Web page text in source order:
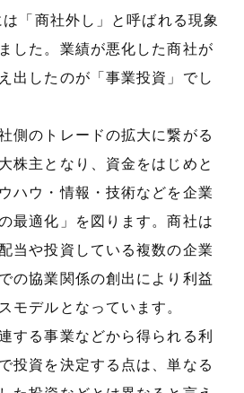
「商社外し」と呼ばれる現象
した。業績が悪化した商社が
出したのが「事業投資」でし
側のトレードの拡大に繋がる
株主となり、資金をはじめと
ハウ・情報・技術などを企業
最適化」を図ります。商社は
当や投資している複数の企業
の協業関係の創出により利益
モデルとなっています。
する事業などから得られる利
投資を決定する点は、単なる